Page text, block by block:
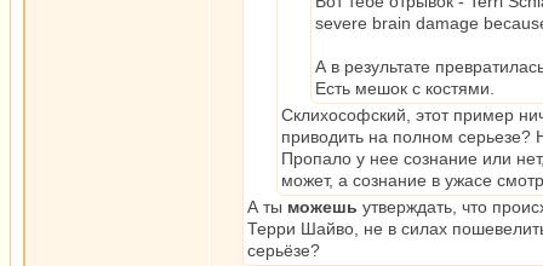
severe brain damage
А в результате
Есть мешок с костями.
Склихософский, этот пример
приводить на полном серьезе?
Пропало у нее сознание или
может, а сознание в ужасе
А ты можешь утверждать, что
Терри Шайво, не в силах
серьёзе?